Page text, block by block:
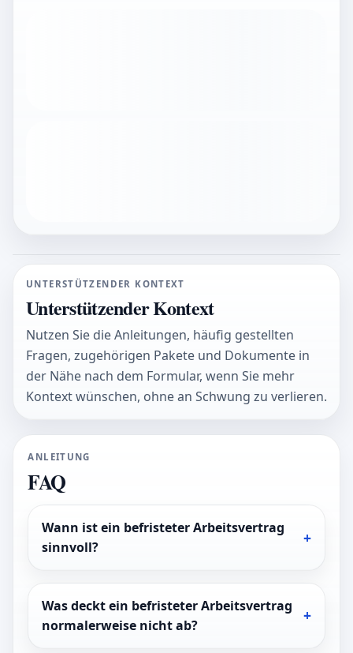
UNTERSTÜTZENDER KONTEXT
Unterstützender Kontext
Nutzen Sie die Anleitungen, häufig gestellten
Fragen, zugehörigen Pakete und Dokumente in
der Nähe nach dem Formular, wenn Sie mehr
Kontext wünschen, ohne an Schwung zu verlieren.
ANLEITUNG
FAQ
Wann ist ein befristeter Arbeitsvertrag
sinnvoll?
Was deckt ein befristeter Arbeitsvertrag
normalerweise nicht ab?